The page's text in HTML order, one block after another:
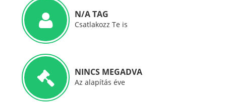
N/A TAG
Csatlakozz Te is
NINCS MEGADVA
Az alapítás éve